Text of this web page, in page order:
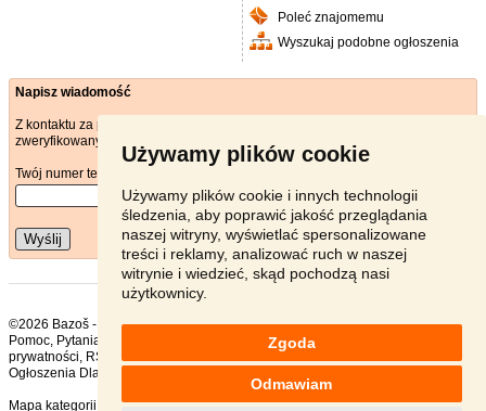
Używamy plików cookie
Używamy plików cookie i innych technologii
śledzenia, aby poprawić jakość przeglądania
naszej witryny, wyświetlać spersonalizowane
treści i reklamy, analizować ruch w naszej
witrynie i wiedzieć, skąd pochodzą nasi
użytkownicy.
Zgoda
Odmawiam
Poleć znajomemu
Wyszukaj podobne ogłoszenia
Napisz wiadomość
Z kontaktu za pośrednictwem poczty elektronicznej może korzystać tylko
zweryfikowany użytkownik.
Twój numer telefonu
Wyślij
©2026 Bazoš -
sprzedam, ogłoszenia Zabawki
Pomoc, Pytania Reklama,Regulamin
prywatności, RSS
Ogłoszenia Dla Dzieci ogółem:
Mapa kategorii Popularne wyszukiwania